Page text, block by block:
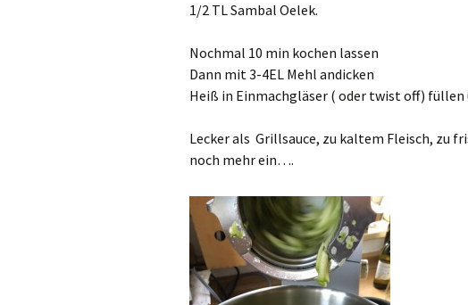
1/2 TL Sambal Oelek.
Nochmal 10 min kochen lassen
Dann mit 3-4EL Mehl andicken
Heiß in Einmachgläser ( oder twist off)
Lecker als Grillsauce, zu kaltem Fleisch,
noch mehr ein….